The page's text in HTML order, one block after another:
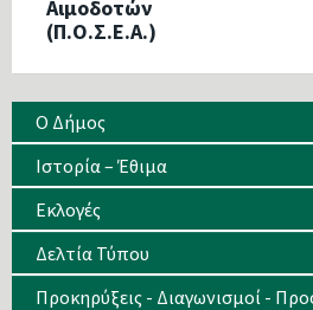
Αιμοδοτών
(Π.Ο.Σ.Ε.Α.)
Ο Δήμος
Ιστορία – Έθιμα
Eκλογές
Δελτία Τύπου
Προκηρύξεις - Διαγωνισμοί -